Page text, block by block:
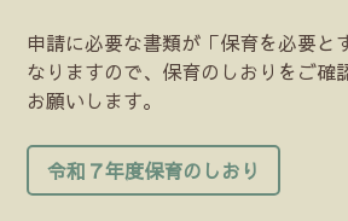
申請に必要な書類が「保育を必要と
なりますので、保育のしおりをご確
お願いします。
令和７年度保育のしおり